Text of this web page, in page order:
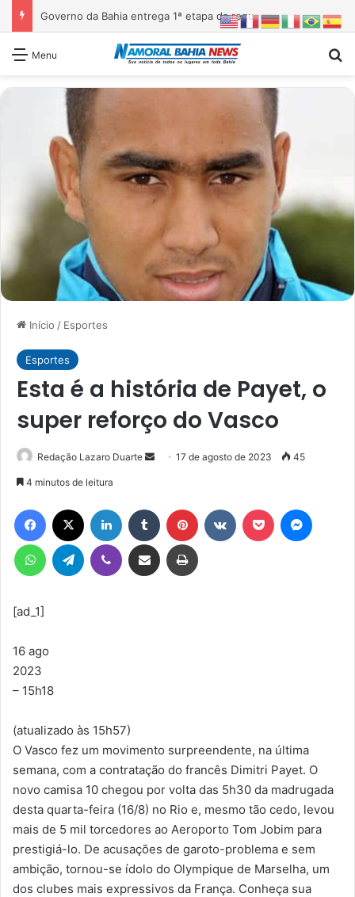
Governo da Bahia entrega 1ª etapa da requalificação do Parque Metropolitano de Pituaçu
Menu
Início / Esportes
Esportes
Esta é a história de Payet, o
super reforço do Vasco
Redação Lazaro Duarte
Mande
mail
17 de agosto de 2023 45
4 minutos de leitura
Facebook Linkedin Tumblr Pinterest Pocket
WhatsAppTelegram Viber Compartilhar via e-mail Imprimir
[ad_1]
16 ago
2023
– 15h18
(atualizado às 15h57)
O Vasco fez um movimento surpreendente, na última
semana, com a contratação do francês Dimitri Payet. O
novo camisa 10 chegou por volta das 5h30 da madrugada
desta quarta-feira (16/8) no Rio e, mesmo tão cedo, levou
mais de 5 mil torcedores ao Aeroporto Tom Jobim para
prestigiá-lo. De acusações de garoto-problema e sem
ambição, tornou-se ídolo do Olympique de Marselha, um
dos clubes mais expressivos da França. Conheça sua